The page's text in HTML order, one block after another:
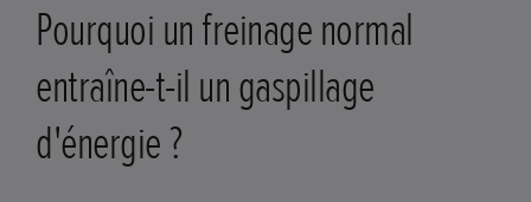
Pourquoi un freinage normal
entraîne-t-il un gaspillage
d'énergie ?